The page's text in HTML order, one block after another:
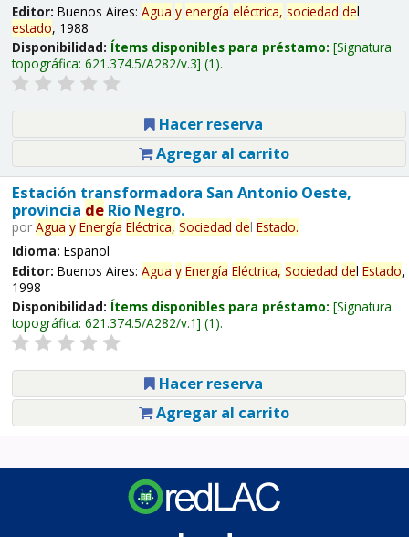
Editor: Buenos Aires: Agua y energía eléctrica, sociedad del
estado, 1988
Disponibilidad: Ítems disponibles para préstamo: Signatura
topográfica: 621.374.5/A282/v.3 (1).
Hacer reserva
Agregar al carrito
Estación transformadora San Antonio Oeste,
provincia deRío Negro.
por Agua y Energía Eléctrica, Sociedad del Estado.
Idioma: Español
Editor: Buenos Aires: Agua y Energía Eléctrica, Sociedad del Estado,
1998
Disponibilidad: Ítems disponibles para préstamo: Signatura
topográfica: 621.374.5/A282/v.1 (1).
Hacer reserva
Agregar al carrito